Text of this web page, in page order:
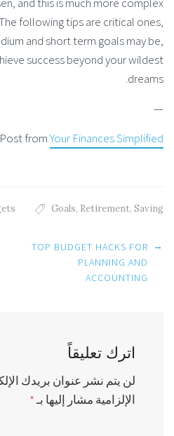
and this is much more complex
following tips are critical ones,
and short term goals may be,
success beyond your wildest
dreams.
—
Post fromYour Finances Simplified
Goals, Retirement, Saving
Post
navigation
TOP BUDGET HACKS FOR
PLANNING AND
ACCOUNTING
→
اترك تعليقاً
لن يتم نشر عنوان بريدك
الإلزامية مشار إليها بـ*